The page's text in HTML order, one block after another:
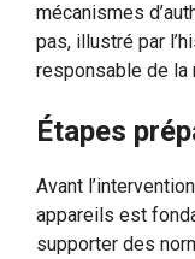
mécanismes
pas, illustré par
responsable de la
Étapes
Avant
appareils est
supporter des